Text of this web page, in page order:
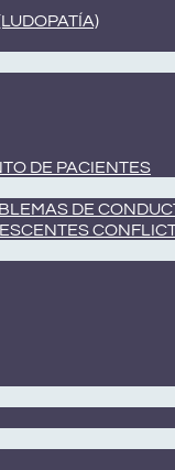
DE PACIENTES
DE